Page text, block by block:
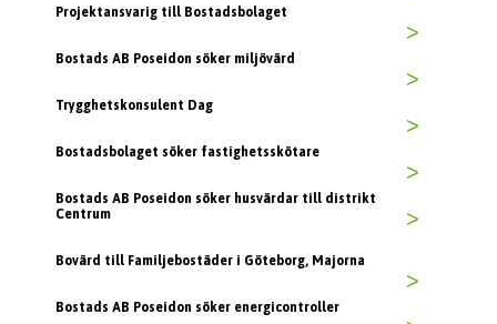
Projektansvarig till Bostadsbolaget
>
Bostads AB Poseidon söker miljövärd
>
Trygghetskonsulent Dag
>
Bostadsbolaget söker fastighetsskötare
>
Bostads AB Poseidon söker husvärdar till distrikt
Centrum
>
Bovärd till Familjebostäder i Göteborg, Majorna
>
Bostads AB Poseidon söker energicontroller